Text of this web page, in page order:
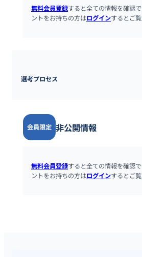
無料会員登録すると全ての情報を確認
ントをお持ちの方はログインするとご覧
選考プロセス
会員限定 非公開情報
無料会員登録すると全ての情報を確認
ントをお持ちの方はログインするとご覧